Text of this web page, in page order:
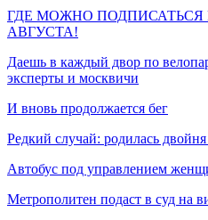
ГДЕ МОЖНО ПОДПИСАТЬСЯ
АВГУСТА!
Даешь в каждый двор по
эксперты и москвичи
И вновь продолжается бег
Редкий случай: родилась
Автобус под управлением
Метрополитен подаст в суд на